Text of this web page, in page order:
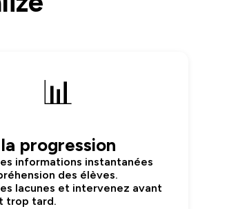
📊
progression
informations instantanées
des élèves.
lacunes et intervenez avant
trop tard.